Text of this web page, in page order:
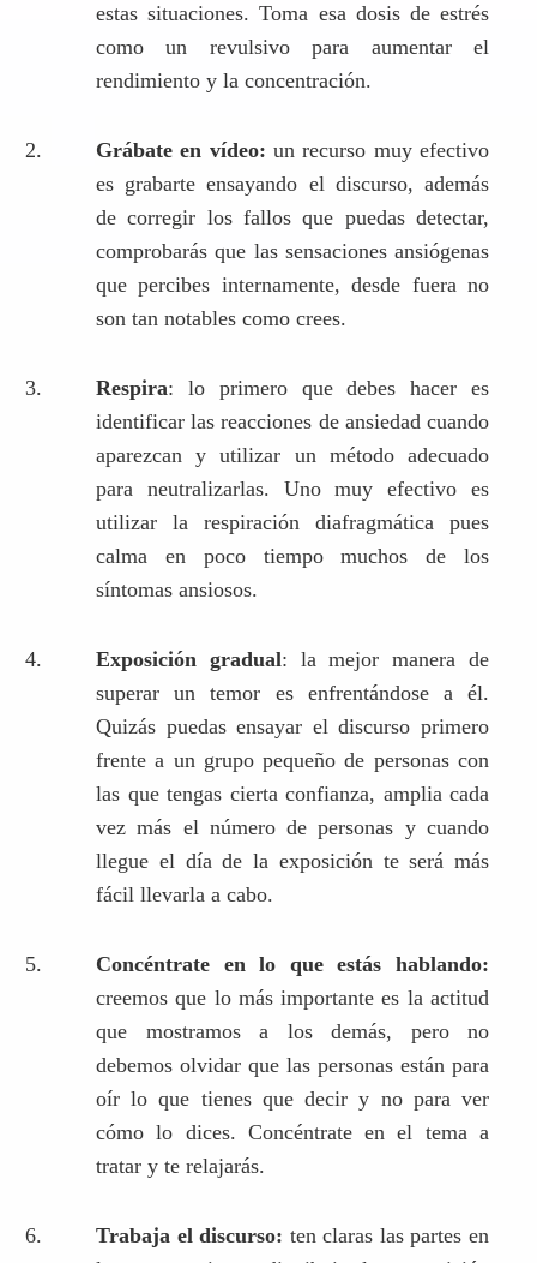
estas situaciones. Toma esa dosis de estrés
como un revulsivo para aumentar el
rendimiento y la concentración.
Grábate en vídeo: un recurso muy efectivo
es grabarte ensayando el discurso, además
de corregir los fallos que puedas detectar,
comprobarás que las sensaciones ansiógenas
que percibes internamente, desde fuera no
son tan notables como crees.
Respira: lo primero que debes hacer es
identificar las reacciones de ansiedad cuando
aparezcan y utilizar un método adecuado
para neutralizarlas. Uno muy efectivo es
utilizar la respiración diafragmática pues
calma en poco tiempo muchos de los
síntomas ansiosos.
Exposición gradual: la mejor manera de
superar un temor es enfrentándose a él.
Quizás puedas ensayar el discurso primero
frente a un grupo pequeño de personas con
las que tengas cierta confianza, amplia cada
vez más el número de personas y cuando
llegue el día de la exposición te será más
fácil llevarla a cabo.
Concéntrate en lo que estás hablando:
creemos que lo más importante es la actitud
que mostramos a los demás, pero no
debemos olvidar que las personas están para
oír lo que tienes que decir y no para ver
cómo lo dices. Concéntrate en el tema a
tratar y te relajarás.
Trabaja el discurso: ten claras las partes en